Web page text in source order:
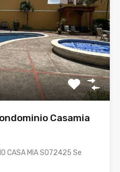
Casamia
CASA MIA S072425 Se